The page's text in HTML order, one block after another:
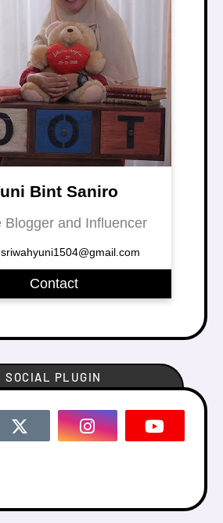
Bint Saniro
Blogger and Influencer
Contact
SOCIAL PLUGIN